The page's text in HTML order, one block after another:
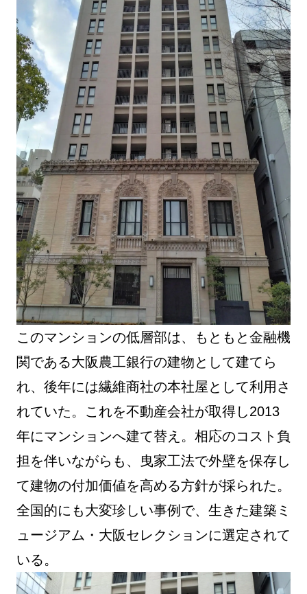
このマンションの低層部は、もともと金融機
関である大阪農工銀行の建物として建てら
れ、後年には繊維商社の本社屋として利用さ
れていた。これを不動産会社が取得し2013
年にマンションへ建て替え。相応のコスト負
担を伴いながらも、曳家工法で外壁を保存し
て建物の付加価値を高める方針が採られた。
全国的にも大変珍しい事例で、生きた建築ミ
ュージアム・大阪セレクションに選定されて
いる。